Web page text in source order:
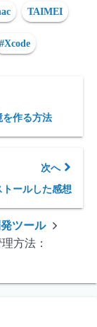
TAIMEI
#Xcode
を作る方法
次へ
トールした感想
ツール
方法：